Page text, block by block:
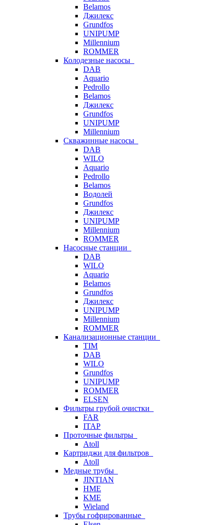
Belamos
Джилекс
Grundfos
UNIPUMP
Millennium
ROMMER
Колодезные насосы
DAB
Aquario
Pedrollo
Belamos
Джилекс
Grundfos
UNIPUMP
Millennium
Скважинные насосы
DAB
WILO
Aquario
Pedrollo
Belamos
Водолей
Grundfos
Джилекс
UNIPUMP
Millennium
ROMMER
Насосные станции
DAB
WILO
Aquario
Belamos
Grundfos
Джилекс
UNIPUMP
Millennium
ROMMER
Канализационные станции
TIM
DAB
WILO
Grundfos
UNIPUMP
ROMMER
ELSEN
Фильтры грубой очистки
FAR
ITAP
Проточные фильтры
Atoll
Картриджи для фильтров
Atoll
Медные трубы
JINTIAN
HME
KME
Wieland
Трубы гофрированные